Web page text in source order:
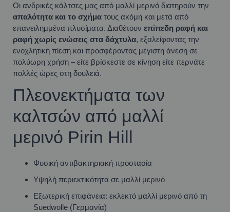
Οι ανδρικές κάλτσες μας από μαλλί μερινό διατηρούν την
απαλότητα και το σχήμα τους ακόμη και μετά από
επανειλημμένα πλυσίματα. Διαθέτουν επίπεδη ραφή και
ραφή χωρίς ενώσεις στα δάχτυλα, εξαλείφοντας την
ενοχλητική πίεση και προσφέροντας μέγιστη άνεση σε
πολύωρη χρήση – είτε βρίσκεστε σε κίνηση είτε περνάτε
πολλές ώρες στη δουλειά.
Πλεονεκτήματα των
καλτσών από μαλλί
μερινό Pirin Hill
Φυσική αντιβακτηριακή προστασία
Υψηλή περιεκτικότητα σε μαλλί μερινό
Εξωτερική επιφάνεια: εκλεκτό μαλλί μερινό από τη
Suedwolle (Γερμανία)